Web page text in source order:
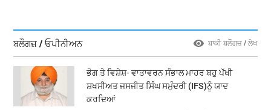
ਬਲੌਗਜ਼ / ਓਪੀਨੀਅਨ ਬਾਕੀ ਬਲੌਗਜ਼ / ਲੇਖ
ਭੋਗ ਤੇ ਵਿਸ਼ੇਸ਼- ਵਾਤਾਵਰਨ ਸੰਭਾਲ ਮਾਹਰ ਬਹੁ ਪੱਖੀ
ਸ਼ਖਸੀਅਤ ਜਸਜੀਤ ਸਿੰਘ ਸਮੁੰਦਰੀ (IFS)ਨੂੰ ਯਾਦ
ਕਰਦਿਆਂ